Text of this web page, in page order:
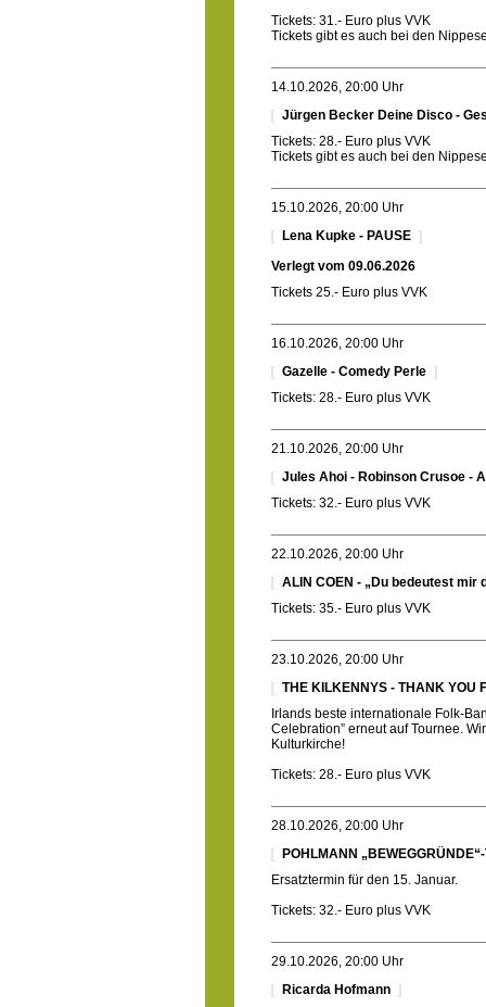
Tickets: 31.- Euro plus VVK
Tickets gibt es auch bei den
14.10.2026, 20:00 Uhr
Jürgen Becker Deine Disco -
Tickets: 28.- Euro plus VVK
Tickets gibt es auch bei den
15.10.2026, 20:00 Uhr
Lena Kupke - PAUSE
Verlegt vom 09.06.2026
Tickets 25.- Euro plus VVK
16.10.2026, 20:00 Uhr
Gazelle - Comedy Perle
Tickets: 28.- Euro plus VVK
21.10.2026, 20:00 Uhr
Jules Ahoi - Robinson Crusoe -
Tickets: 32.- Euro plus VVK
22.10.2026, 20:00 Uhr
ALIN COEN - „Du bedeutest mir
Tickets: 35.- Euro plus VVK
23.10.2026, 20:00 Uhr
THE KILKENNYS - THANK YOU
Irlands beste internationale Folk-
Celebration” erneut auf Tournee.
Kulturkirche!
Tickets: 28.- Euro plus VVK
28.10.2026, 20:00 Uhr
POHLMANN
Ersatztermin für den 15. Januar.
Tickets: 32.- Euro plus VVK
29.10.2026, 20:00 Uhr
Ricarda Hofmann